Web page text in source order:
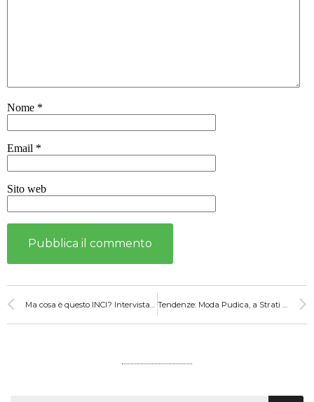
Nome *
Email *
Sito web
Ma cosa è questo INCI? Intervista a Double B Tendenze: Moda Pudica, a Strati e tanto altro